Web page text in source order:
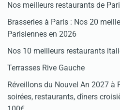
Nos meilleurs restaurants de
Brasseries à Paris : Nos 20
Parisiennes en 2026
Nos 10 meilleurs restaurants
Terrasses Rive Gauche
Réveillons du Nouvel An 2027 à
soirées, restaurants, dîners